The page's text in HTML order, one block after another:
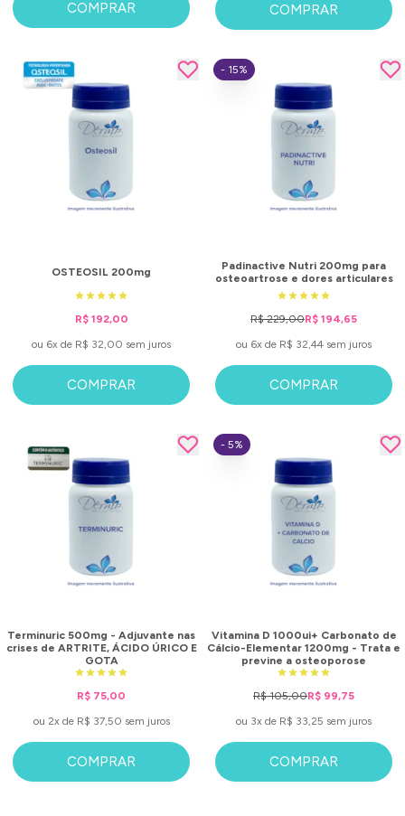
COMPRAR COMPRAR
OSTEOSIL 200mg
R$ 192,00
ou 6x de R$ 32,00 sem juros
COMPRAR
Padinactive Nutri 200mg para
osteoartrose e dores articulares
R$ 229,00R$ 194,65
ou 6x de R$ 32,44 sem juros
- 15%
COMPRAR
Terminuric 500mg - Adjuvante nas
crises de ARTRITE, ÁCIDO ÚRICO E
GOTA
R$ 75,00
ou 2x de R$ 37,50 sem juros
COMPRAR
Vitamina D 1000ui+ Carbonato de
Cálcio-Elementar 1200mg - Trata e
previne a osteoporose
R$ 105,00R$ 99,75
ou 3x de R$ 33,25 sem juros
- 5%
COMPRAR